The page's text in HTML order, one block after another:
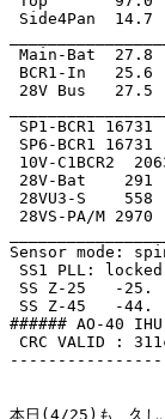
Side4Pan
Main-Bat  27.8
BCR1-In
28V Bus   27.5
SP1-BCR1 16731
SP6-BCR1 16731
10V-C1BCR2
28V-Bat    291
28VU3-S    558
28VS-PA/M
Sensor mode:
SS1 PLL:
SS Z-25   -25.
SS Z-45   -44.
###### AO-40
CRC VALID :
本日(4/25)も、久し